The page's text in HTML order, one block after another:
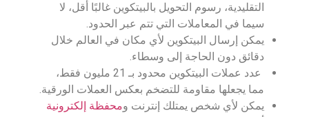
التقليدية، رسوم التحويل بالبيتكوين غالبًا أقل، لا
سيما في المعاملات التي تتم عبر الحدود.
يمكن إرسال البيتكوين لأي مكان في العالم خلال
دقائق دون الحاجة إلى وسطاء.
عدد عملات البيتكوين محدود بـ 21 مليون فقط،
مما يجعلها مقاومة للتضخم بعكس العملات الورقية.
يمكن لأي شخص يمتلك إنترنت ومحفظة إلكترونية